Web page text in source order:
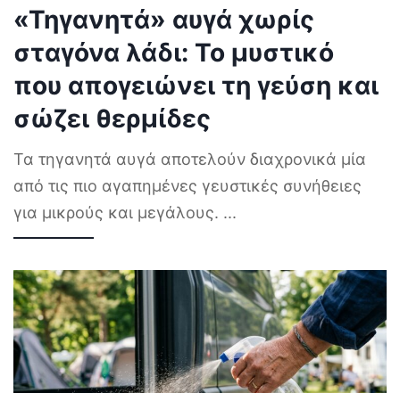
«Τηγανητά» αυγά χωρίς
σταγόνα λάδι: Το μυστικό
που απογειώνει τη γεύση και
σώζει θερμίδες
Τα τηγανητά αυγά αποτελούν διαχρονικά μία
από τις πιο αγαπημένες γευστικές συνήθειες
για μικρούς και μεγάλους. ...